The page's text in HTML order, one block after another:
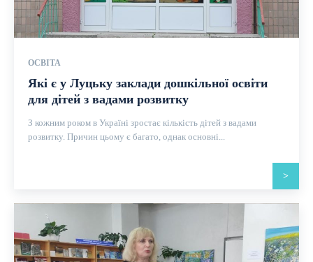
ОСВІТА
Які є у Луцьку заклади дошкільної освіти
для дітей з вадами розвитку
З кожним роком в Україні зростає кількість дітей з вадами
розвитку. Причин цьому є багато, однак основні...
>